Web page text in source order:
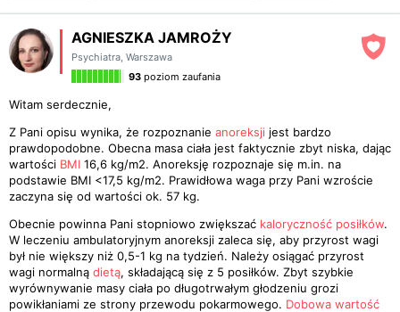
AGNIESZKA JAMROŻY
Psychiatra, Warszawa
93 poziom zaufania
Witam serdecznie,
Z Pani opisu wynika, że rozpoznanie anoreksji jest bardzo
prawdopodobne. Obecna masa ciała jest faktycznie zbyt niska, dając
wartości BMI 16,6 kg/m2. Anoreksję rozpoznaje się m.in. na
podstawie BMI <17,5 kg/m2. Prawidłowa waga przy Pani wzroście
zaczyna się od wartości ok. 57 kg.
Obecnie powinna Pani stopniowo zwiększać kaloryczność posiłków.
W leczeniu ambulatoryjnym anoreksji zaleca się, aby przyrost wagi
był nie większy niż 0,5-1 kg na tydzień. Należy osiągać przyrost
wagi normalną dietą, składającą się z 5 posiłków. Zbyt szybkie
wyrównywanie masy ciała po długotrwałym głodzeniu grozi
powikłaniami ze strony przewodu pokarmowego. Dobowa wartość